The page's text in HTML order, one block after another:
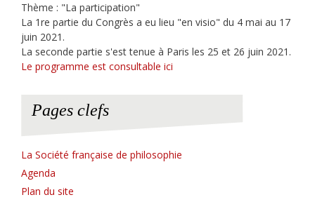
Thème : "La participation"
La 1re partie du Congrès a eu lieu "en visio" du 4 mai au 17
juin 2021.
La seconde partie s'est tenue à Paris les 25 et 26 juin 2021.
Le programme est consultable ici
Pages clefs
La Société française de philosophie
Agenda
Plan du site